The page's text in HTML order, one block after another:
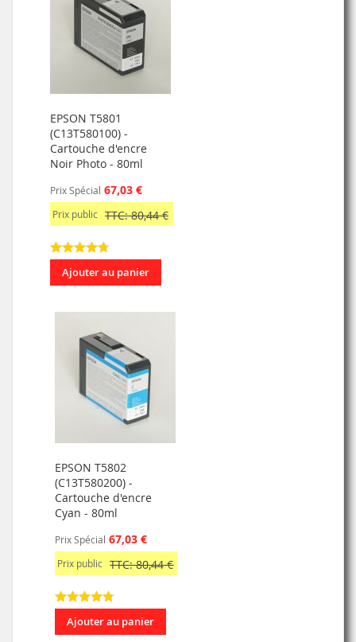
EPSON T5801
(C13T580100) -
Cartouche d'encre
Noir Photo - 80ml
Prix Spécial 67,03 €
Prix public TTC: 80,44 €
Ajouter au panier
EPSON T5802
(C13T580200) -
Cartouche d'encre
Cyan - 80ml
Prix Spécial 67,03 €
Prix public TTC: 80,44 €
Ajouter au panier